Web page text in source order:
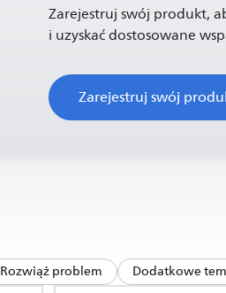
Zarejestruj swój produkt,
i uzyskać dostosowane
Zarejestruj swój
Rozwiąż problem Dodatkowe